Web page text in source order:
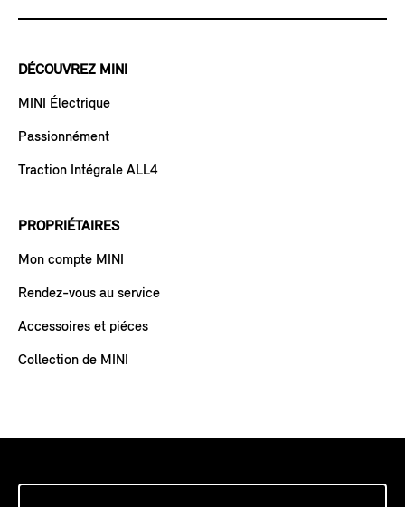
DÉCOUVREZ MINI
MINI Électrique
Passionnément
Traction Intégrale ALL4
PROPRIÉTAIRES
Mon compte MINI
Rendez-vous au service
Accessoires et piéces
Collection de MINI